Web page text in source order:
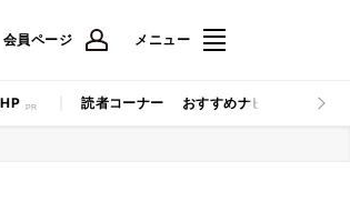
会員ページ メニュー
読者コーナー おすすめナビ マイナビ